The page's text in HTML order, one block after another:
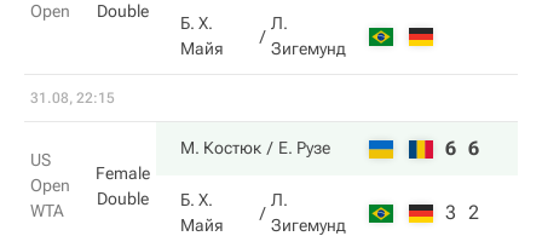
Open
Double
Б. Х.
Майя
Л.
Зигемунд
31.08, 22:15
US
Open
WTA
Female
Double
М. Костюк Е. Рузе 6 6
Б. Х.
Майя
Л.
Зигемунд
3 2